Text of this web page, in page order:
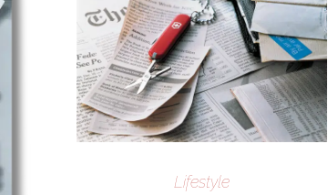
Lifestyle